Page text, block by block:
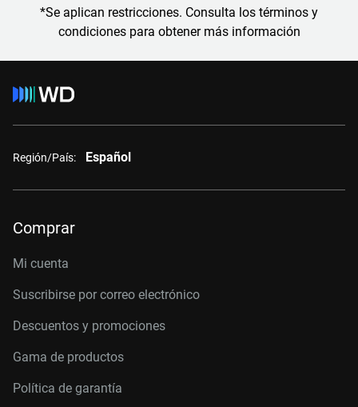
*Se aplican restricciones. Consulta los términos y
condiciones para obtener más información
Región/País: Español
Comprar
Mi cuenta
Suscribirse por correo electrónico
Descuentos y promociones
Gama de productos
Política de garantía